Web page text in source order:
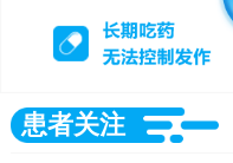
患者关注